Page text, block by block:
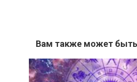
Вам также может быть